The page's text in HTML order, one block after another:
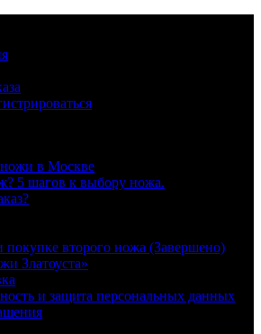
ножи в Москве
5 шагов к выбору ножа.
покупке второго ножа (Завершено)
Златоуста»
и защита персональных данных